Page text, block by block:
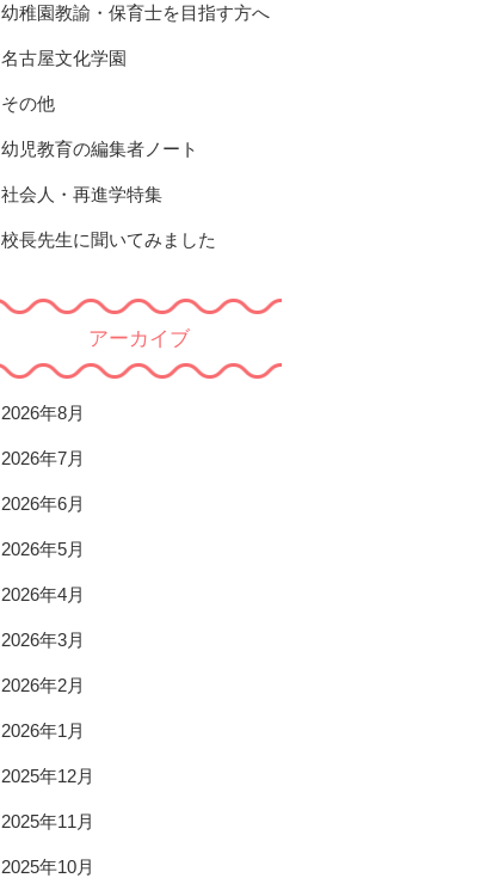
幼稚園教諭・保育士を目指す方へ
名古屋文化学園
その他
幼児教育の編集者ノート
社会人・再進学特集
校長先生に聞いてみました
アーカイブ
2026年8月
2026年7月
2026年6月
2026年5月
2026年4月
2026年3月
2026年2月
2026年1月
2025年12月
2025年11月
2025年10月